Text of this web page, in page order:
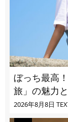
ぼっち最高
旅」の魅力
2026年8月8日